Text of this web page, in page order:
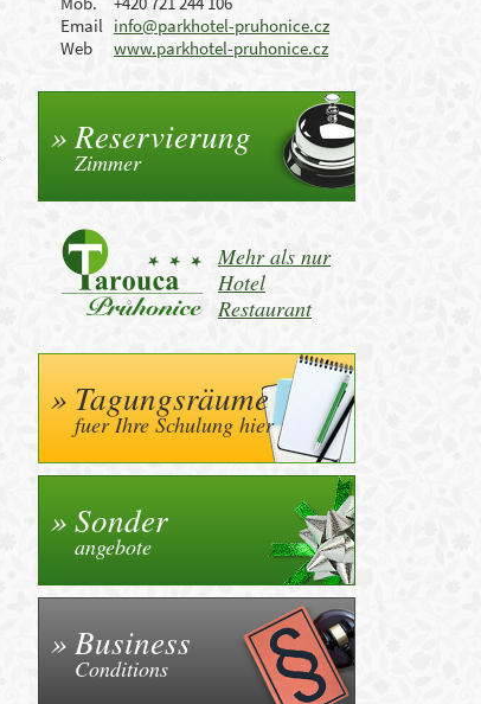
Email info@parkhotel-pruhonice.cz
Web
www.parkhotel-pruhonice.cz
Reservierung
Zimmer
Mehr als nur
Hotel
Restaurant
Tagungsräume
fuer Ihre Schulung hier
Sonder
angebote
Business
Conditions